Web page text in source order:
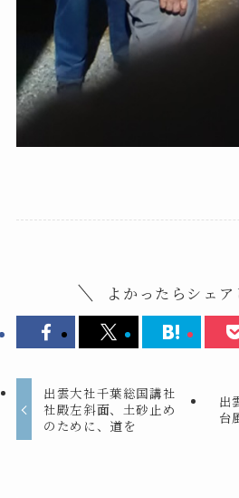
よかったらシェア
出雲大社千葉総国講社
社殿左斜面、土砂止め
のために、道を
出
台